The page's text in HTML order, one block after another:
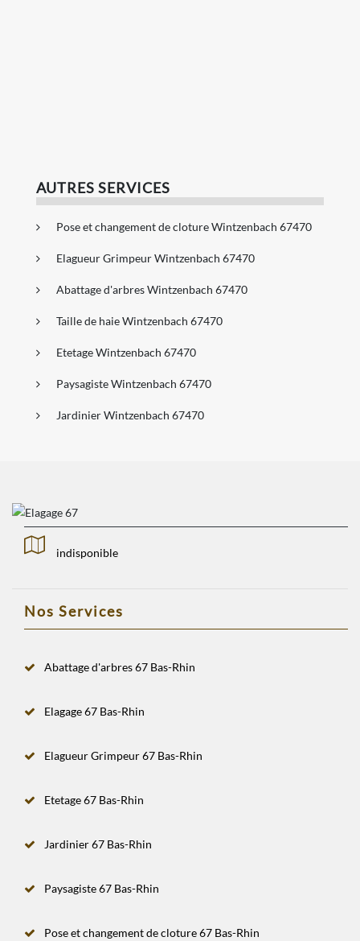
AUTRES SERVICES
Pose et changement de cloture Wintzenbach 67470
Elagueur Grimpeur Wintzenbach 67470
Abattage d'arbres Wintzenbach 67470
Taille de haie Wintzenbach 67470
Etetage Wintzenbach 67470
Paysagiste Wintzenbach 67470
Jardinier Wintzenbach 67470
indisponible
Nos Services
Abattage d'arbres 67 Bas-Rhin
Elagage 67 Bas-Rhin
Elagueur Grimpeur 67 Bas-Rhin
Etetage 67 Bas-Rhin
Jardinier 67 Bas-Rhin
Paysagiste 67 Bas-Rhin
Pose et changement de cloture 67 Bas-Rhin